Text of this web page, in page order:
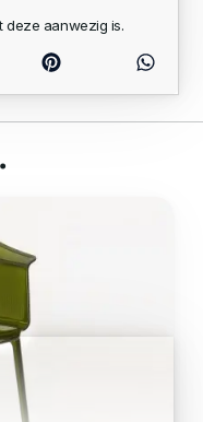
deze aanwezig is.